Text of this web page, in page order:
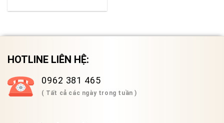
HOTLINE LIÊN HỆ:
0962 381 465
( Tất cả các ngày trong tuần )